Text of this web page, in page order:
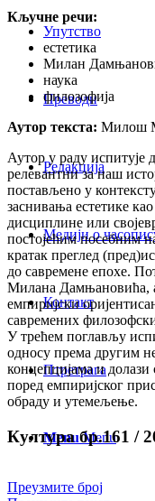
Упутство
Преводи
Редакција
Медији о
Контакт
Птретрага
Menu Menu
Кључне речи:
естетика
Милан
наука
филозофија
Аутор текста: Милош
Аутор у раду испитује
релевантни за наш
постављено у
заснивања естетике
дисциплине или
постојећим посебним
кратак преглед
до савремене епохе.
Милана Дамњановића,
емпиријски
савремених
У трећем поглављу
односу према другим
концепцијама и долази
поред емпиријског
обраду и утемељење.
Култура бр.161 /
Преузмите број